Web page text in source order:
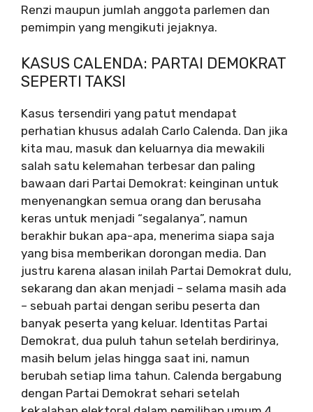
Renzi maupun jumlah anggota parlemen dan
pemimpin yang mengikuti jejaknya.
KASUS CALENDA: PARTAI DEMOKRAT
SEPERTI TAKSI
Kasus tersendiri yang patut mendapat
perhatian khusus adalah Carlo Calenda. Dan jika
kita mau, masuk dan keluarnya dia mewakili
salah satu kelemahan terbesar dan paling
bawaan dari Partai Demokrat: keinginan untuk
menyenangkan semua orang dan berusaha
keras untuk menjadi “segalanya”, namun
berakhir bukan apa-apa, menerima siapa saja
yang bisa memberikan dorongan media. Dan
justru karena alasan inilah Partai Demokrat dulu,
sekarang dan akan menjadi – selama masih ada
– sebuah partai dengan seribu peserta dan
banyak peserta yang keluar. Identitas Partai
Demokrat, dua puluh tahun setelah berdirinya,
masih belum jelas hingga saat ini, namun
berubah setiap lima tahun. Calenda bergabung
dengan Partai Demokrat sehari setelah